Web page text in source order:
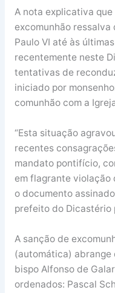
A nota explicativa
excomunhão ressalva
Paulo VI até às
recentemente neste
tentativas de
iniciado por
comunhão com a
“Esta situação
recentes
mandato pontifício,
em flagrante violação
o documento
prefeito do Dicastério
A sanção de
(automática) abrange
bispo Alfonso de
ordenados: Pascal